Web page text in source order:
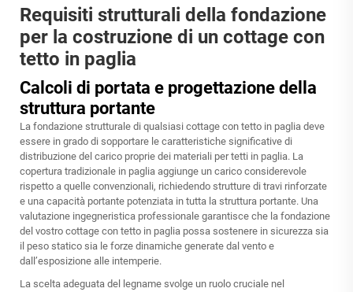
Requisiti strutturali della fondazione
per la costruzione di un cottage con
tetto in paglia
Calcoli di portata e progettazione della
struttura portante
La fondazione strutturale di qualsiasi cottage con tetto in paglia deve
essere in grado di sopportare le caratteristiche significative di
distribuzione del carico proprie dei materiali per tetti in paglia. La
copertura tradizionale in paglia aggiunge un carico considerevole
rispetto a quelle convenzionali, richiedendo strutture di travi rinforzate
e una capacità portante potenziata in tutta la struttura portante. Una
valutazione ingegneristica professionale garantisce che la fondazione
del vostro cottage con tetto in paglia possa sostenere in sicurezza sia
il peso statico sia le forze dinamiche generate dal vento e
dall’esposizione alle intemperie.
La scelta adeguata del legname svolge un ruolo cruciale nel